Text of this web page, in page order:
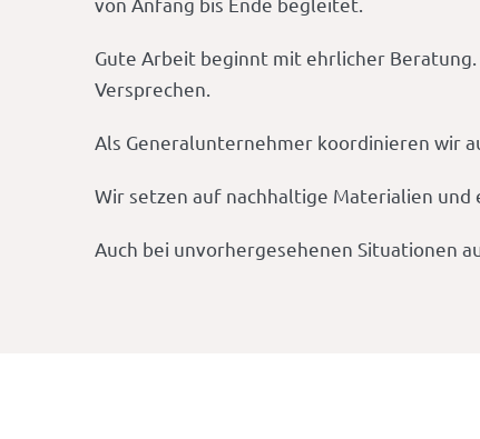
Gute Arbeit beginnt mit ehrlicher
Versprechen.
Als Generalunternehmer koordinieren wir
Wir setzen auf nachhaltige Materialien und
Auch bei unvorhergesehenen Situationen